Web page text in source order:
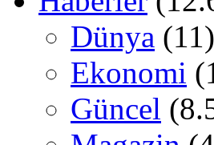
Dünya (11)
Ekonomi
Güncel